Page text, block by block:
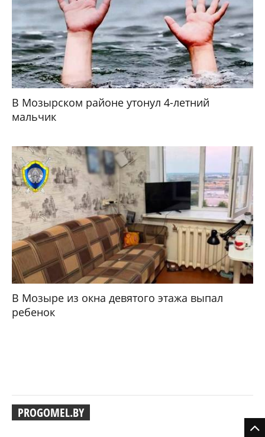
В Мозырском районе утонул 4-летний
мальчик
В Мозыре из окна девятого этажа выпал
ребенок
PROGOMEL.BY